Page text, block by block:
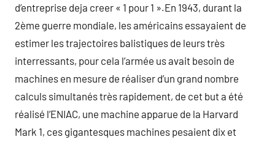
d’entreprise deja creer « 1 pour 1 ».En 1943, durant la
2ème guerre mondiale, les américains essayaient de
estimer les trajectoires balistiques de leurs très
interressants, pour cela l’armée us avait besoin de
machines en mesure de réaliser d’un grand nombre
calculs simultanés très rapidement, de cet but a été
réalisé l’ENIAC, une machine apparue de la Harvard
Mark 1, ces gigantesques machines pesaient dix et